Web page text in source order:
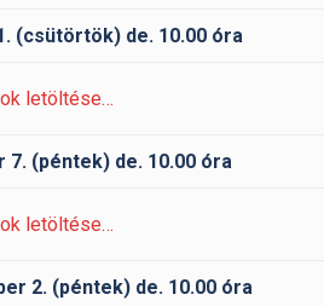
(csütörtök) de. 10.00 óra
letöltése…
7. (péntek) de. 10.00 óra
letöltése…
2. (péntek) de. 10.00 óra